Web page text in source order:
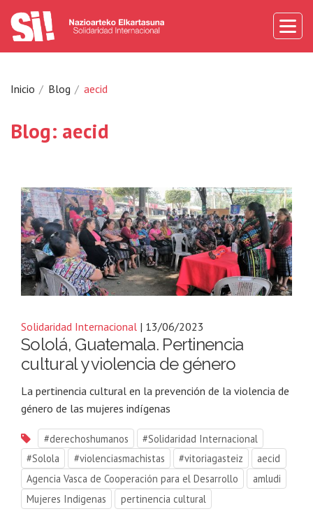
Inicio Blog aecid
Blog: aecid
Solidaridad Internacional | 13/06/2023
Sololá, Guatemala. Pertinencia
cultural y violencia de género
La pertinencia cultural en la prevención de la violencia de
género de las mujeres indígenas
#derechoshumanos
#Solidaridad Internacional
#Solola
#violenciasmachistas #vitoriagasteiz
aecid
Agencia Vasca de Cooperación para el Desarrollo
amludi
Mujeres Indigenas
pertinencia cultural